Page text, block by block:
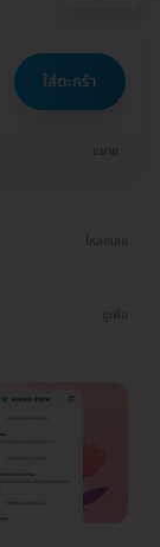
ใส่ตะกร้า
ขยาย
โหลดเลย
ดูเพิ่ม